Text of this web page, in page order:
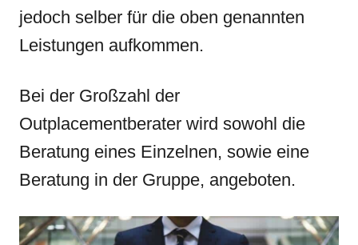
jedoch selber für die oben genannten
Leistungen aufkommen.
Bei der Großzahl der
Outplacementberater wird sowohl die
Beratung eines Einzelnen, sowie eine
Beratung in der Gruppe, angeboten.